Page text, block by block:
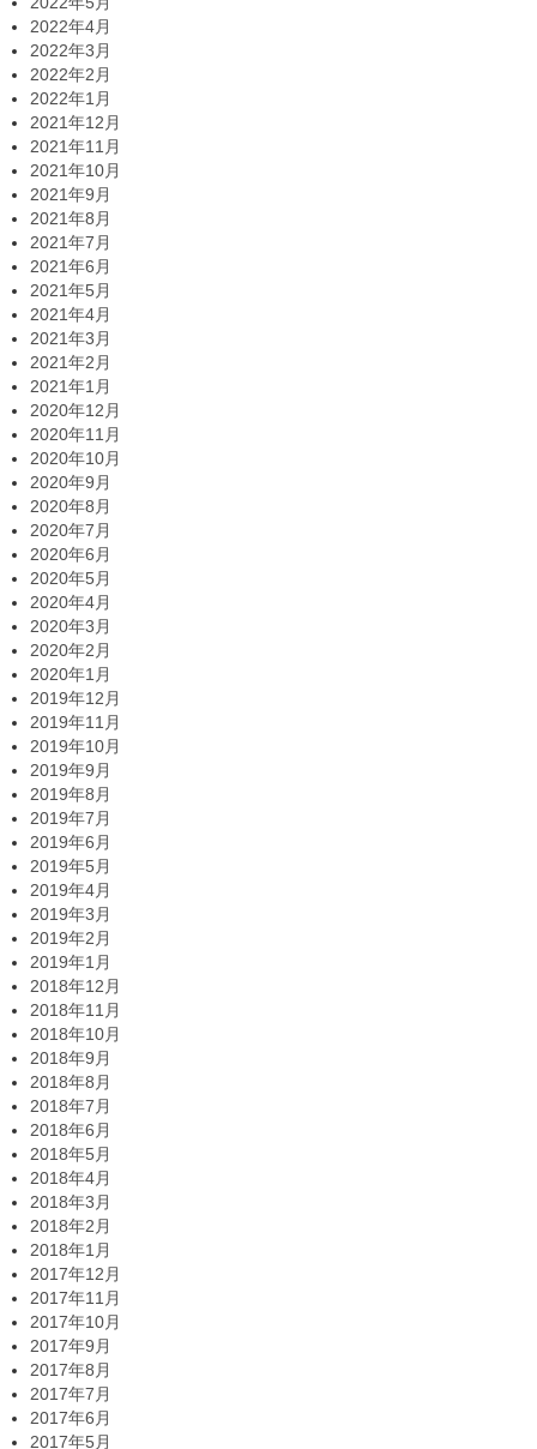
2022年4月
2022年3月
2022年2月
2022年1月
2021年12月
2021年11月
2021年10月
2021年9月
2021年8月
2021年7月
2021年6月
2021年5月
2021年4月
2021年3月
2021年2月
2021年1月
2020年12月
2020年11月
2020年10月
2020年9月
2020年8月
2020年7月
2020年6月
2020年5月
2020年4月
2020年3月
2020年2月
2020年1月
2019年12月
2019年11月
2019年10月
2019年9月
2019年8月
2019年7月
2019年6月
2019年5月
2019年4月
2019年3月
2019年2月
2019年1月
2018年12月
2018年11月
2018年10月
2018年9月
2018年8月
2018年7月
2018年6月
2018年5月
2018年4月
2018年3月
2018年2月
2018年1月
2017年12月
2017年11月
2017年10月
2017年9月
2017年8月
2017年7月
2017年6月
2017年5月